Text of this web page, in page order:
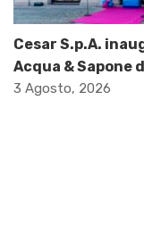
Cesar S.p.A.
Acqua & Sapone
3 Agosto, 2026